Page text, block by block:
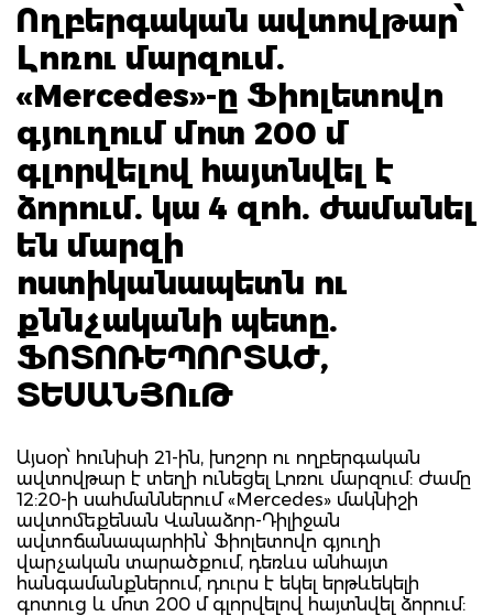
Ողբերգական ավտովթար՝
Լոռու մարզում.
«Mercedes»-ը Ֆիոլետովո
գյուղում մոտ 200 մ
գլորվելով հայտնվել է
ձորում. կա 4 զոհ. ժամանել
են մարզի
ոստիկանապետն ու
քննչականի պետը.
ՖՈՏՈՌԵՊՈՐՏԱԺ,
ՏԵՍԱՆՅՈւԹ
Այսօր՝ հունիսի 21-ին, խոշոր ու ողբերգական
ավտովթար է տեղի ունեցել Լոռու մարզում: Ժամը
12:20-ի սահմաններում «Mercedes» մակնիշի
ավտոմեքենան Վանաձոր-Դիլիջան
ավտոճանապարհին՝ Ֆիոլետովո գյուղի
վարչական տարածքում, դեռևս անհայտ
հանգամանքներում, դուրս է եկել երթևեկելի
գոտուց և մոտ 200 մ գլորվելով հայտնվել ձորում: